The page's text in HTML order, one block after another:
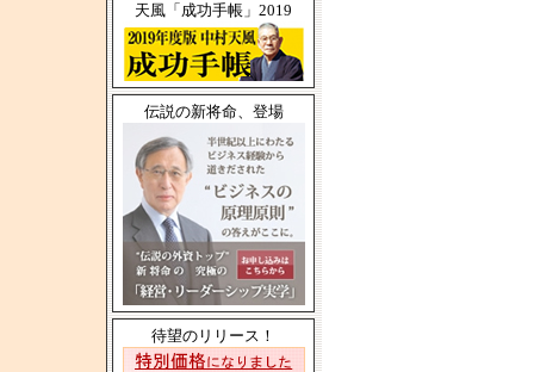
天風「成功手帳」2019
伝説の新将命、登場
待望のリリース！